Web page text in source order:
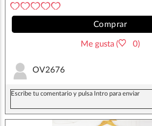
Comprar
Me gusta ( 0)
OV2676